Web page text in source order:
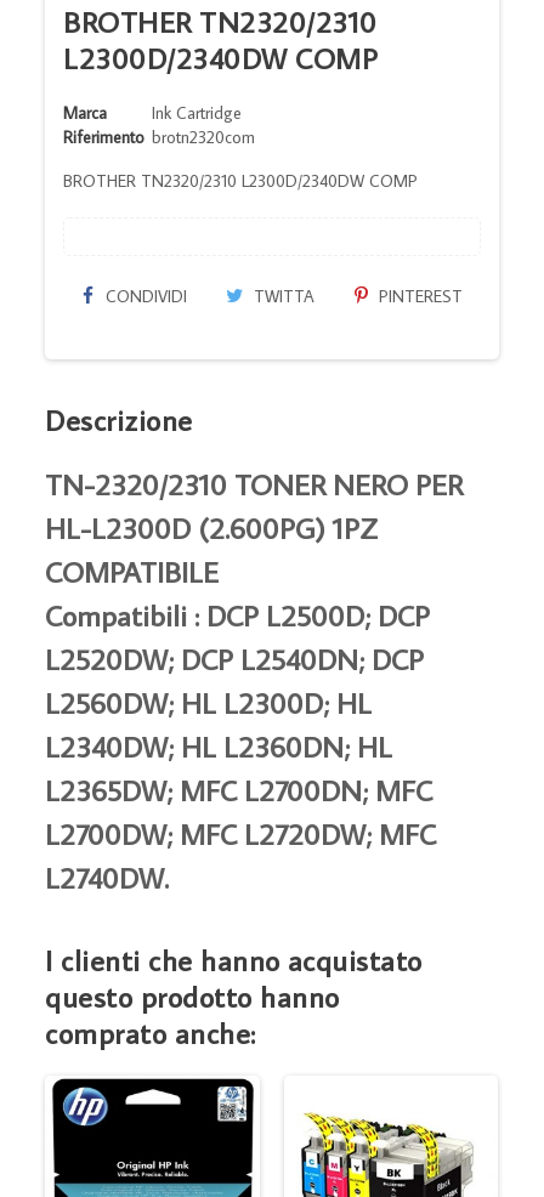
BROTHER TN2320/2310
L2300D/2340DW COMP
Marca
Ink Cartridge
Riferimento brotn2320com
BROTHER TN2320/2310 L2300D/2340DW COMP
CONDIVIDI TWITTA PINTEREST
Descrizione
TN-2320/2310 TONER NERO PER
HL-L2300D (2.600PG) 1PZ
COMPATIBILE
Compatibili : DCP L2500D; DCP
L2520DW; DCP L2540DN; DCP
L2560DW; HL L2300D; HL
L2340DW; HL L2360DN; HL
L2365DW; MFC L2700DN; MFC
L2700DW; MFC L2720DW; MFC
L2740DW.
I clienti che hanno acquistato
questo prodotto hanno
comprato anche: